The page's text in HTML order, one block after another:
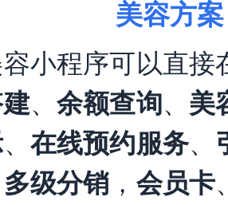
美容方案
小程序可以直接
、余额查询、 美
、 在线预约服务、
多级分销 ， 会员卡